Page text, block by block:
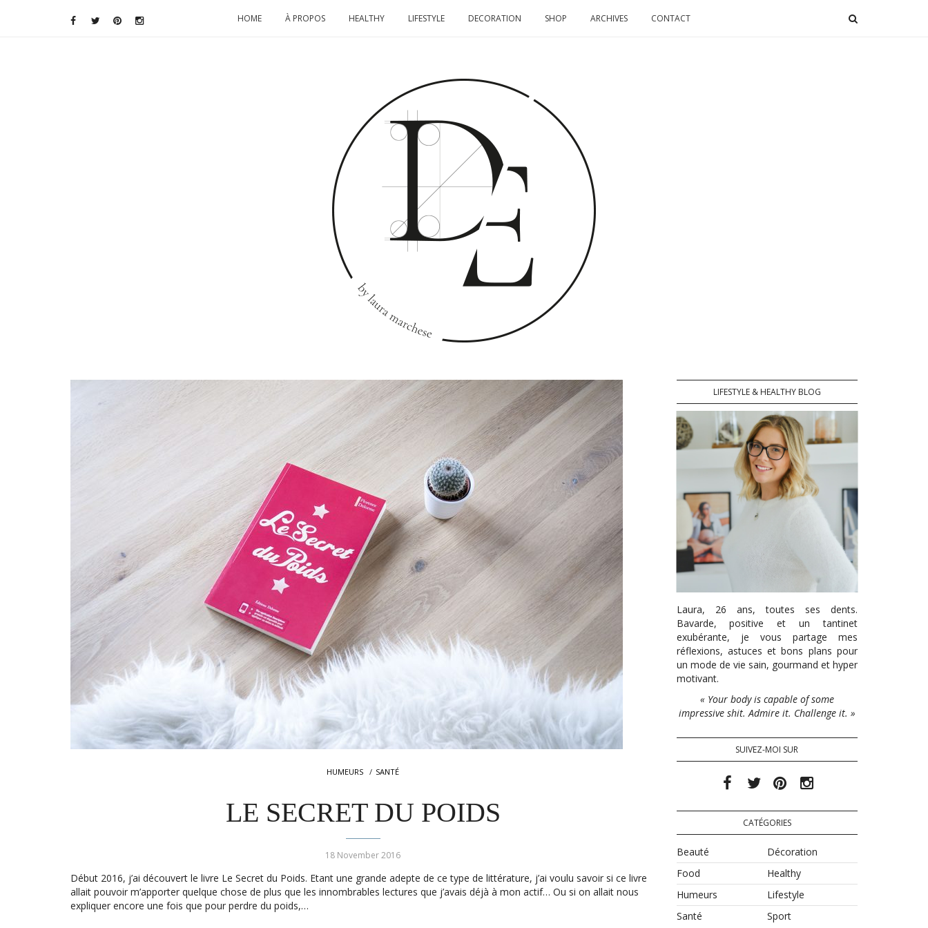
HOME À PROPOS HEALTHY LIFESTYLE DECORATION SHOP ARCHIVES CONTACT
DOMINO
EFFECT
HUMEURS SANTÉ
LE SECRET DU POIDS
18 November 2016
Début 2016, j’ai découvert le livre Le Secret du Poids. Etant une grande adepte de ce type de littérature, j’ai voulu savoir si ce livre
allait pouvoir m’apporter quelque chose de plus que les innombrables lectures que j’avais déjà à mon actif… Ou si on allait nous
expliquer encore une fois que pour perdre du poids,…
LIFESTYLE & HEALTHY BLOG
Laura, 26 ans, toutes ses dents.
Bavarde, positive et un tantinet
exubérante, je vous partage mes
réflexions, astuces et bons plans pour
un mode de vie sain, gourmand et hyper
motivant.
« Your body is capable of some
impressive shit. Admire it. Challenge it. »
SUIVEZ-MOI SUR
CATÉGORIES
Beauté
Décoration
Food
Healthy
Humeurs
Lifestyle
Santé
Sport